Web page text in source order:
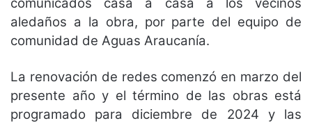
aledaños a la obra, por parte del equipo de
comunidad de Aguas Araucanía.
La renovación de redes comenzó en marzo del
presente año y el término de las obras está
programado para diciembre de 2024 y las